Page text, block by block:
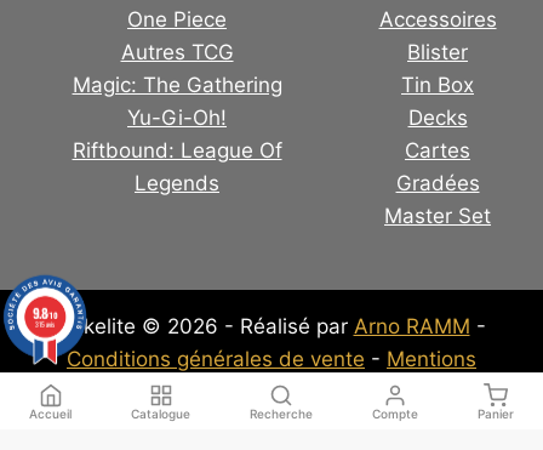
One Piece
Autres TCG
Magic: The Gathering
Yu-Gi-Oh!
Riftbound: League Of
Legends
Accessoires
Blister
Tin Box
Decks
Cartes
Gradées
Master Set
Pokelite © 2026 - Réalisé par Arno RAMM -
Conditions générales de vente - Mentions
Légales- Politique de confidentialité
Accueil Catalogue Recherche Compte Panier
9.8/10
315 avis